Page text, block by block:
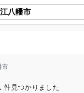
市
件見つかりました